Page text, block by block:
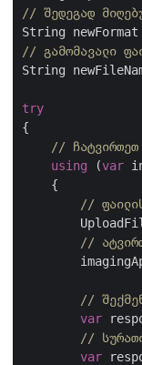
// შედეგად
String
// გამომავალი
String
try
{
// ჩატვირთეთ
using (var
    {
//
//
//
var
//
var